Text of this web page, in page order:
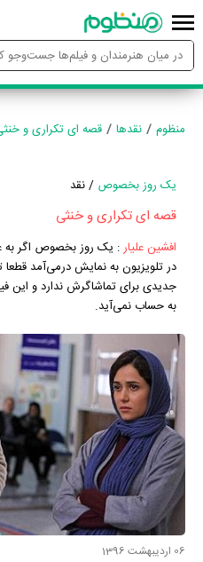
منظوم نقدها قصه ای تکراری و
یک روز بخصوص / نقد
قصه ای تکراری و خنثی
افشین علیار: یک روز بخصوص اگر به
در تلویزیون به نمایش درمی‌آمد
جدیدی برای تماشاگرش ندارد و این
به حساب نمی‌آید.
06 اردیبهشت 1396